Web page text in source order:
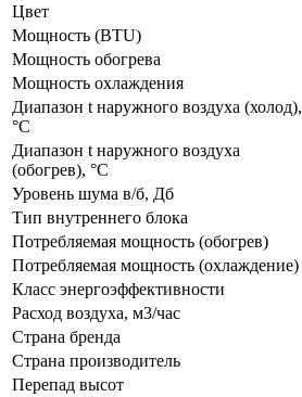
Цвет
Мощность (BTU)
Мощность обогрева
Мощность охлаждения
Диапазон t наружного воздуха (холод),
°C
Диапазон t наружного воздуха
(обогрев), °C
Уровень шума в/б, Дб
Тип внутреннего блока
Потребляемая мощность (обогрев)
Потребляемая мощность (охлаждение)
Класс энергоэффективности
Расход воздуха, м3/час
Страна бренда
Страна производитель
Перепад высот